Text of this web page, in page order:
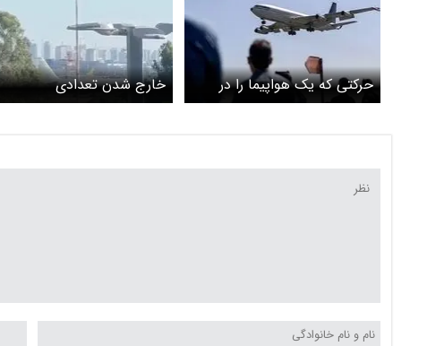
حرکتی که یک هواپیما را در
تهران تا مرز سقوط برد!/ ویدئو
خارج شدن تعدادی
هواپیماهای سوخت رسان